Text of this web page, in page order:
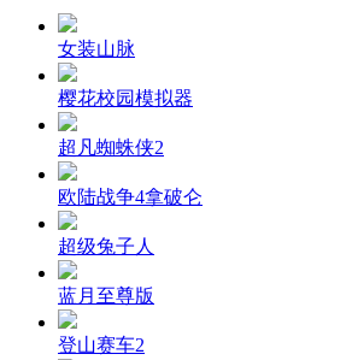
女装山脉
樱花校园模拟器
超凡蜘蛛侠2
欧陆战争4拿破仑
超级兔子人
蓝月至尊版
登山赛车2